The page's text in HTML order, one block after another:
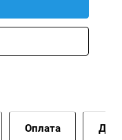
Оплата